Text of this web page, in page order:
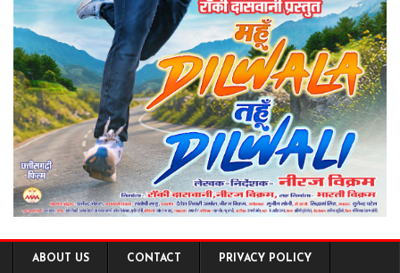
ABOUT US CONTACT PRIVACY POLICY